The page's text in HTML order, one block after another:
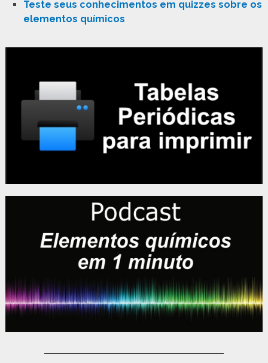
Teste seus conhecimentos em quizzes sobre os
elementos químicos